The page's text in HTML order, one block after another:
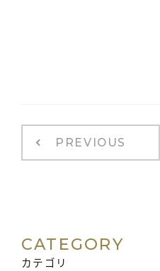
PREVIOUS
CATEGORY
カテゴリ